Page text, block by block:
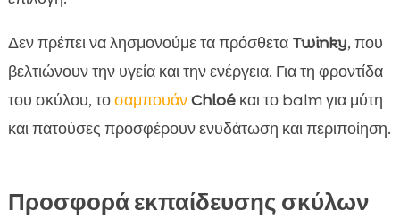
Δεν πρέπει να λησμονούμε τα πρόσθετα Twinky, που
βελτιώνουν την υγεία και την ενέργεια. Για τη φροντίδα
του σκύλου, τοσαμπουάνChloéκαι το balm για μύτη
και πατούσες προσφέρουν ενυδάτωση και περιποίηση.
Προσφορά εκπαίδευσης σκύλων